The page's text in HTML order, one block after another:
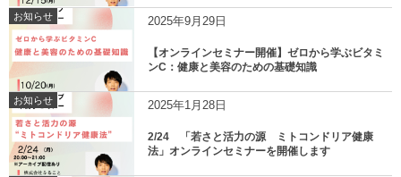
お知らせ 2025年9月29日
【オンラインセミナー開催】ゼロから学ぶビタミ
ンC：健康と美容のための基礎知識
お知らせ 2025年1月28日
2/24 「若さと活力の源 ミトコンドリア健康
法」オンラインセミナーを開催します